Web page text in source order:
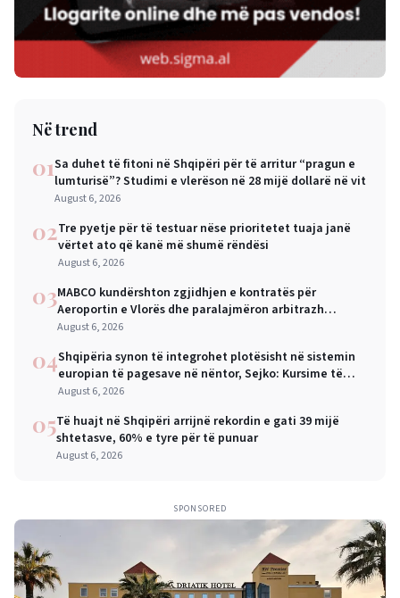
Në trend
01Sa duhet të fitoni në Shqipëri për të arritur “pragun e
lumturisë”? Studimi e vlerëson në 28 mijë dollarë në vit
August 6, 2026
02Tre pyetje për të testuar nëse prioritetet tuaja janë
vërtet ato që kanë më shumë rëndësi
August 6, 2026
03MABCO kundërshton zgjidhjen e kontratës për
Aeroportin e Vlorës dhe paralajmëron arbitrazh
ndërkombëtar
August 6, 2026
04Shqipëria synon të integrohet plotësisht në sistemin
europian të pagesave në nëntor, Sejko: Kursime të
mëdha për qytetarët dhe bizneset
August 6, 2026
05Të huajt në Shqipëri arrijnë rekordin e gati 39 mijë
shtetasve, 60% e tyre për të punuar
August 6, 2026
SPONSORED